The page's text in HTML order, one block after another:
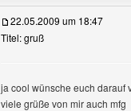
anzeigen
22.05.2009 um 18:47
Titel: gruß
ja cool wünsche euch darauf
viele grüße von mir auch mfg